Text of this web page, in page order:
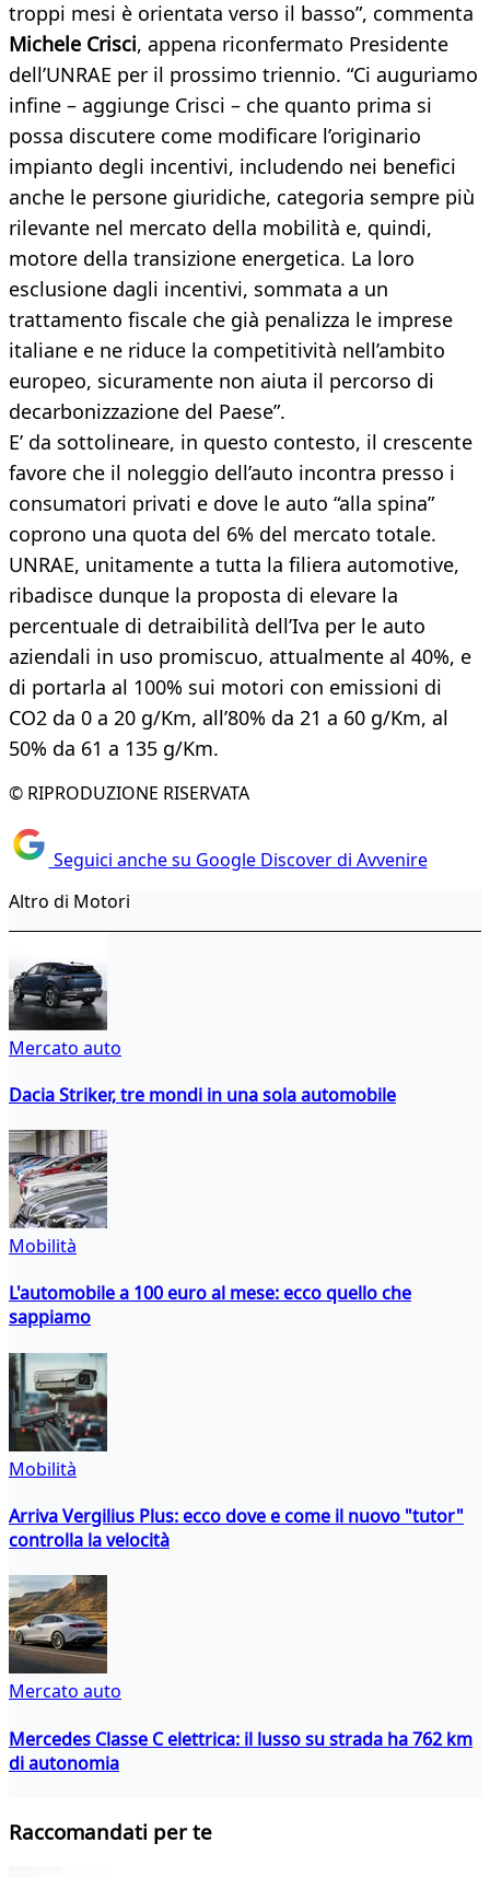
troppi mesi è orientata verso il basso”, commenta
Michele Crisci, appena riconfermato Presidente
dell’UNRAE per il prossimo triennio. “Ci auguriamo
infine – aggiunge Crisci – che quanto prima si
possa discutere come modificare l’originario
impianto degli incentivi, includendo nei benefici
anche le persone giuridiche, categoria sempre più
rilevante nel mercato della mobilità e, quindi,
motore della transizione energetica. La loro
esclusione dagli incentivi, sommata a un
trattamento fiscale che già penalizza le imprese
italiane e ne riduce la competitività nell’ambito
europeo, sicuramente non aiuta il percorso di
decarbonizzazione del Paese”.
E’ da sottolineare, in questo contesto, il crescente
favore che il noleggio dell’auto incontra presso i
consumatori privati e dove le auto “alla spina”
coprono una quota del 6% del mercato totale.
UNRAE, unitamente a tutta la filiera automotive,
ribadisce dunque la proposta di elevare la
percentuale di detraibilità dell’Iva per le auto
aziendali in uso promiscuo, attualmente al 40%, e
di portarla al 100% sui motori con emissioni di
CO2 da 0 a 20 g/Km, all’80% da 21 a 60 g/Km, al
50% da 61 a 135 g/Km.
© RIPRODUZIONE RISERVATA
Seguici anche su Google Discover di Avvenire
Altro di Motori
Mercato auto
Dacia Striker, tre mondi in una sola automobile
Mobilità
L'automobile a 100 euro al mese: ecco quello che
sappiamo
Mobilità
Arriva Vergilius Plus: ecco dove e come il nuovo "tutor"
controlla la velocità
Mercato auto
Mercedes Classe C elettrica: il lusso su strada ha 762 km
di autonomia
Raccomandati per te